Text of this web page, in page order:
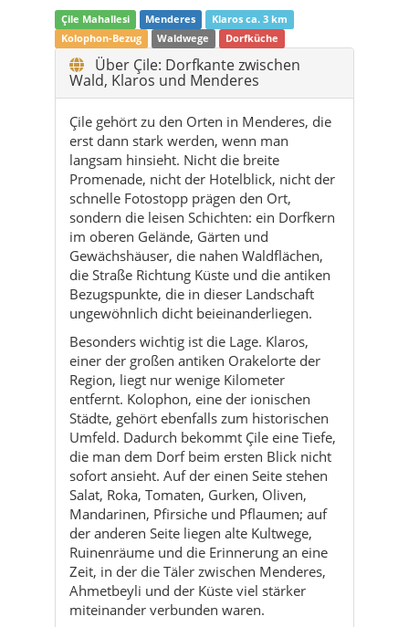
Çile Mahallesi Menderes
Klaros ca. 3 km
Kolophon-Bezug
Waldwege Dorfküche
Über Çile: Dorfkante zwischen
Wald, Klaros und Menderes
Çile gehört zu den Orten in Menderes, die
erst dann stark werden, wenn man
langsam hinsieht. Nicht die breite
Promenade, nicht der Hotelblick, nicht der
schnelle Fotostopp prägen den Ort,
sondern die leisen Schichten: ein Dorfkern
im oberen Gelände, Gärten und
Gewächshäuser, die nahen Waldflächen,
die Straße Richtung Küste und die antiken
Bezugspunkte, die in dieser Landschaft
ungewöhnlich dicht beieinanderliegen.
Besonders wichtig ist die Lage. Klaros,
einer der großen antiken Orakelorte der
Region, liegt nur wenige Kilometer
entfernt. Kolophon, eine der ionischen
Städte, gehört ebenfalls zum historischen
Umfeld. Dadurch bekommt Çile eine Tiefe,
die man dem Dorf beim ersten Blick nicht
sofort ansieht. Auf der einen Seite stehen
Salat, Roka, Tomaten, Gurken, Oliven,
Mandarinen, Pfirsiche und Pflaumen; auf
der anderen Seite liegen alte Kultwege,
Ruinenräume und die Erinnerung an eine
Zeit, in der die Täler zwischen Menderes,
Ahmetbeyli und der Küste viel stärker
miteinander verbunden waren.